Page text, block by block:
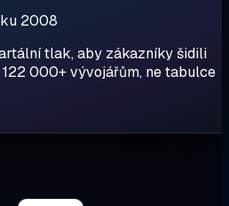
2008
tlak, aby zákazníky šidili
122 000+ vývojářům, ne tabulce